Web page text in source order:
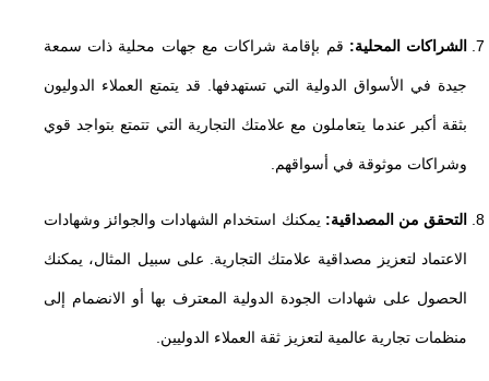
الشراكات المحلية: قم بإقامة شراكات مع جهات محلية ذات سمعة
جيدة في الأسواق الدولية التي تستهدفها. قد يتمتع العملاء الدوليون
بثقة أكبر عندما يتعاملون مع علامتك التجارية التي تتمتع بتواجد قوي
وشراكات موثوقة في أسواقهم.
التحقق من المصداقية: يمكنك استخدام الشهادات والجوائز وشهادات
الاعتماد لتعزيز مصداقية علامتك التجارية. على سبيل المثال، يمكنك
الحصول على شهادات الجودة الدولية المعترف بها أو الانضمام إلى
منظمات تجارية عالمية لتعزيز ثقة العملاء الدوليين.